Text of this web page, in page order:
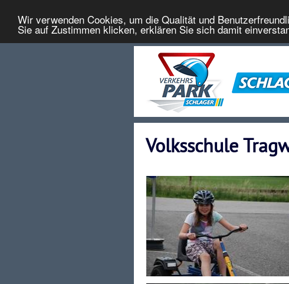
Wir verwenden Cookies, um die Qualität und
Sie auf Zustimmen klicken, erklären Sie sich damit
Volksschule